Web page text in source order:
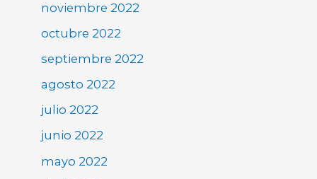
noviembre 2022
octubre 2022
septiembre 2022
agosto 2022
julio 2022
junio 2022
mayo 2022